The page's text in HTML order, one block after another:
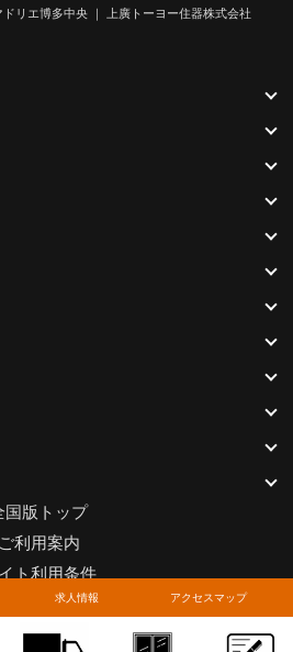
求人情報 アクセスマップ
ドリエ博多中央 ｜ 上廣トーヨー住器株式会社
国版トップ
ご利用案内
ト利用条件
シーポリシー
関連リンク